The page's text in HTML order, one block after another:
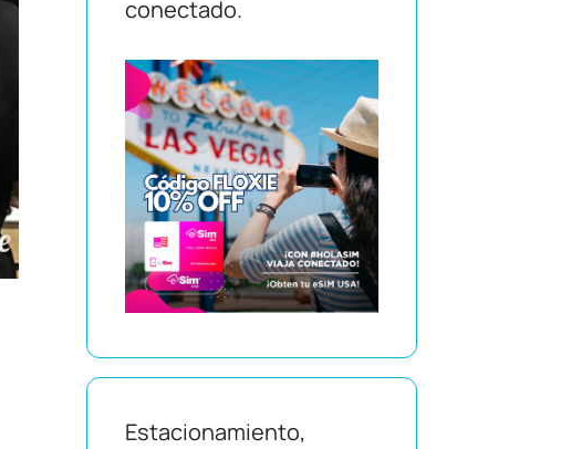
conectado.
Estacionamiento,